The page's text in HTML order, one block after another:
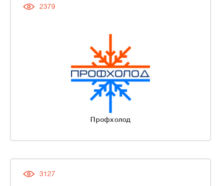
2379
Профхолод
3127